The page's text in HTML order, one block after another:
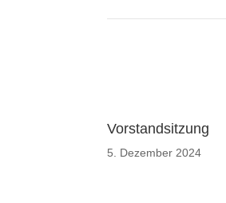
Vorstandsitzung
5. Dezember 2024